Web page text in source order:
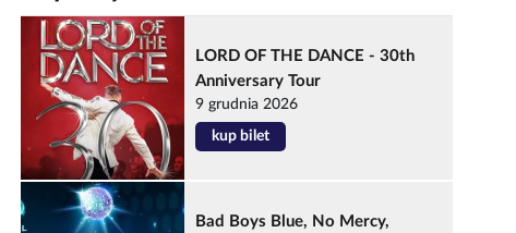
LORD OF THE DANCE - 30th
Anniversary Tour
9 grudnia 2026
kup bilet
Bad Boys Blue, No Mercy,